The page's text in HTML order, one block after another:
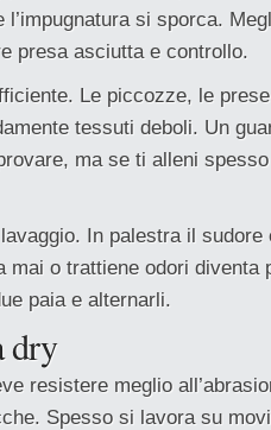
si sporca.
presa asciutta e controllo.
Le piccozze, le
tessuti deboli. Un
ma se ti alleni
In palestra il
mai o trattiene odori diventa
paia e alternarli.
dry
resistere meglio
Spesso si lavora su